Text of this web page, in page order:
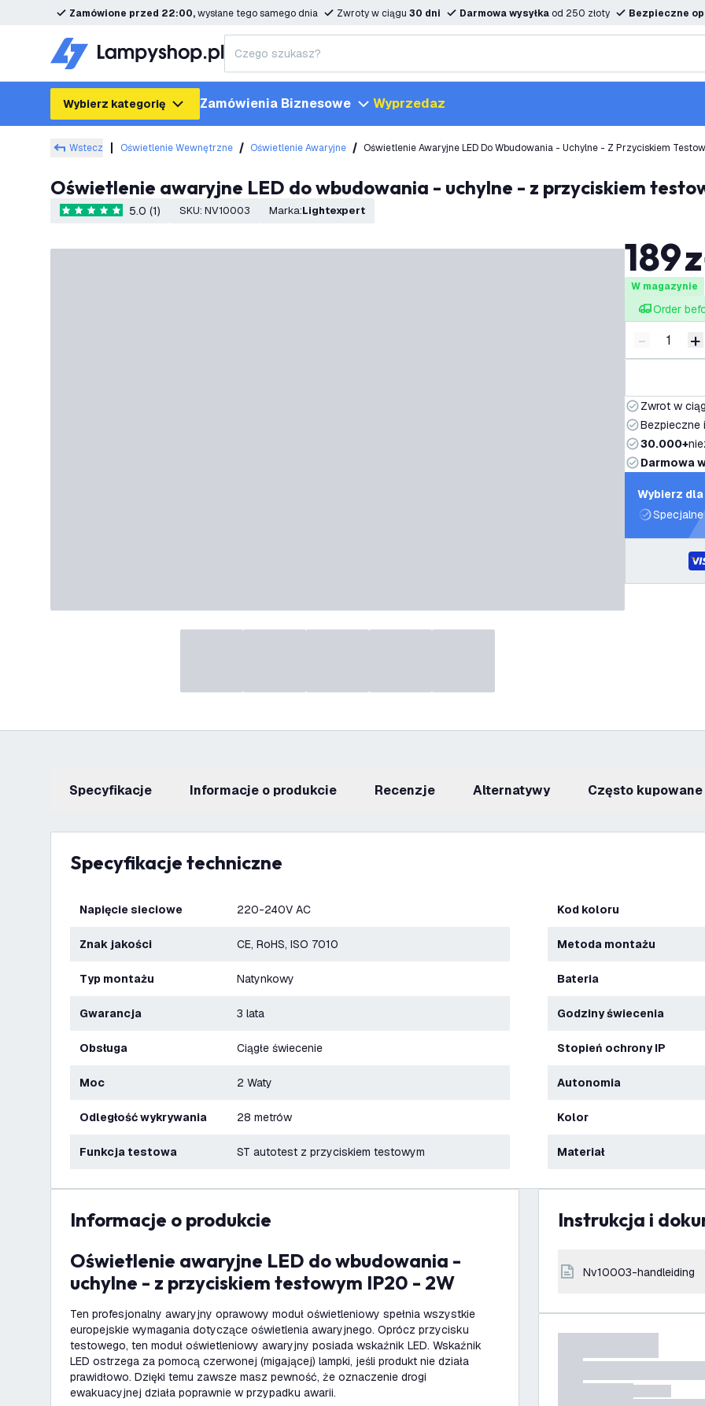
Zamówione przed 22:00,wysłane tego samego dnia Zwroty w ciągu 30 dni Darmowa wysyłka od 250 złoty Bezpieczne
Wybierz kategorię Zamówienia Biznesowe Wyprzedaz
Wstecz Oświetlenie Wewnętrzne Oświetlenie Awaryjne Oświetlenie Awaryjne LED Do Wbudowania - Uchylne - Z Przyciskiem
Oświetlenie awaryjne LED do wbudowania - uchylne - z przyciskiem
5 Gwiazdki oceny
5.0 (1) SKU: NV10003 Marka: Lightexpert
189
W magazynie
Order
Zmniejsz
- +
Zwrot w
Bezpieczne
30.000+
Darmowa
Wybierz
Specyfikacje informacje o produkcie recenzje Alternatywy Często
Specyfikacje techniczne
Napięcie sieciowe 220-240V AC
Znak jakości CE, RoHS, ISO 7010
Typ montażu Natynkowy
Gwarancja 3 lata
Obsługa Ciągłe świecenie
Moc 2 Waty
Odległość wykrywania 28 metrów
Funkcja testowa ST autotest z przyciskiem testowym
Kod koloru
Metoda montażu
Bateria
Godziny świecenia
Stopień ochrony IP
Autonomia
Kolor
Materiał
informacje o produkcie
Oświetlenie awaryjne LED do wbudowania -
uchylne - z przyciskiem testowym IP20 - 2W
Ten profesjonalny awaryjny oprawowy moduł oświetleniowy spełnia wszystkie
europejskie wymagania dotyczące oświetlenia awaryjnego. Oprócz przycisku
testowego, ten moduł oświetleniowy awaryjny posiada wskaźnik LED. Wskaźnik
LED ostrzega za pomocą czerwonej (migającej) lampki, jeśli produkt nie działa
prawidłowo. Dzięki temu zawsze masz pewność, że oznaczenie drogi
ewakuacyjnej działa poprawnie w przypadku awarii.
Instrukcja i
nv10003-handleiding